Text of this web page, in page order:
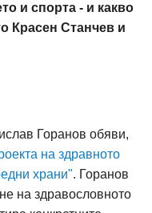
и спорта - и какво
Красен Станчев и
Горанов обяви,
на здравното
храни". Горанов
на здравословното